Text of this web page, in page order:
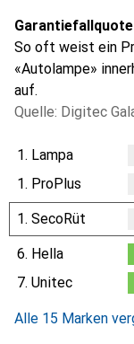
Garantiefallquote
So oft weist ein
«Autolampe»
auf.
Quelle: Digitec
1. Lampa
1. ProPlus
1. SecoRüt
6. Hella
%
7. Unitec
Alle 15 Marken